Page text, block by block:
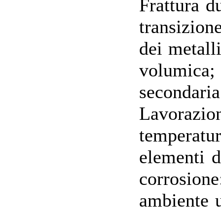
Frattura
dei
elementi
ambiente